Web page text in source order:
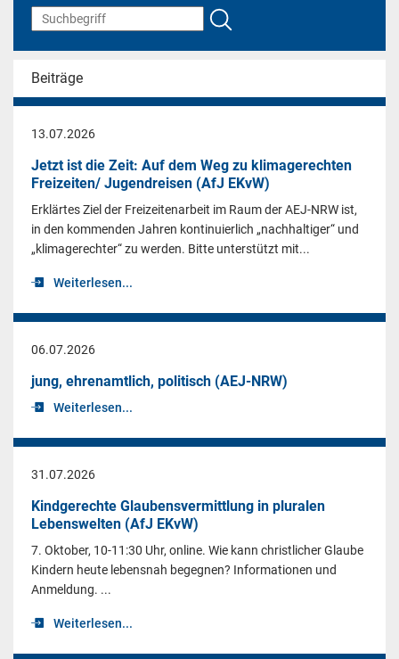
Beiträge
13.07.2026
Jetzt ist die Zeit: Auf dem Weg zu klimagerechten
Freizeiten/ Jugendreisen (AfJ EKvW)
Erklärtes Ziel der Freizeitenarbeit im Raum der AEJ-NRW ist,
in den kommenden Jahren kontinuierlich „nachhaltiger“ und
„klimagerechter“ zu werden. Bitte unterstützt mit...
Weiterlesen...
06.07.2026
jung, ehrenamtlich, politisch (AEJ-NRW)
Weiterlesen...
31.07.2026
Kindgerechte Glaubensvermittlung in pluralen
Lebenswelten (AfJ EKvW)
7. Oktober, 10-11:30 Uhr, online. Wie kann christlicher Glaube
Kindern heute lebensnah begegnen? Informationen und
Anmeldung. ...
Weiterlesen...